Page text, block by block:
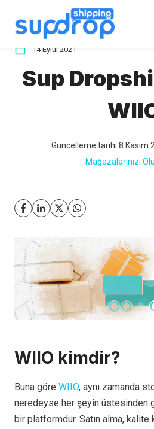
14 Eylül 2021
Sup
Güncelleme tarihi:8 Kasım
Mağazalarınızı
WIIO kimdir?
Buna göre WIIO, aynı zamanda
neredeyse her şeyin üstesinden
bir platformdur. Satın alma,